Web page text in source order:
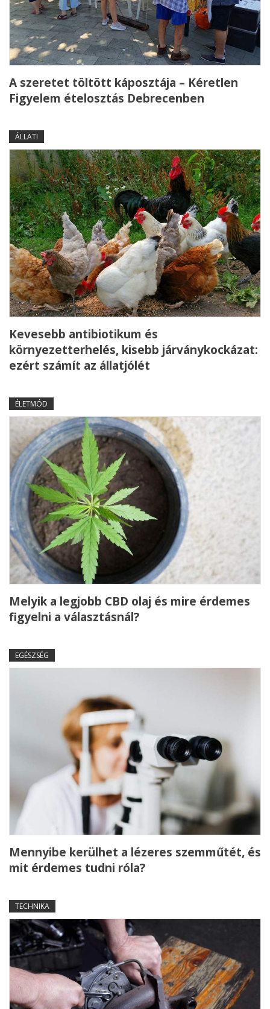
A szeretet töltött káposztája – Kéretlen
Figyelem ételosztás Debrecenben
ÁLLATI
Kevesebb antibiotikum és
környezetterhelés, kisebb járványkockázat:
ezért számít az állatjólét
ÉLETMÓD
Melyik a legjobb CBD olaj és mire érdemes
figyelni a választásnál?
EGÉSZSÉG
Mennyibe kerülhet a lézeres szemműtét, és
mit érdemes tudni róla?
TECHNIKA